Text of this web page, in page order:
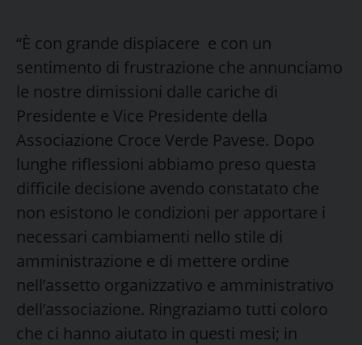
“È con grande dispiacere e con un
sentimento di frustrazione che annunciamo
le nostre dimissioni dalle cariche di
Presidente e Vice Presidente della
Associazione Croce Verde Pavese. Dopo
lunghe riflessioni abbiamo preso questa
difficile decisione avendo constatato che
non esistono le condizioni per apportare i
necessari cambiamenti nello stile di
amministrazione e di mettere ordine
nell’assetto organizzativo e amministrativo
dell’associazione. Ringraziamo tutti coloro
che ci hanno aiutato in questi mesi; in